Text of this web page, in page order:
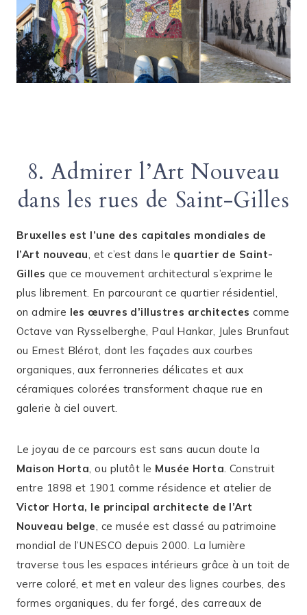
8. Admirer l’Art Nouveau
dans les rues de Saint-Gilles
Bruxelles est l’une des capitales mondiales de
l’Art nouveau, et c’est dans le quartier de Saint-
Gilles que ce mouvement architectural s’exprime le
plus librement. En parcourant ce quartier résidentiel,
on admire les œuvres d’illustres architectes comme
Octave van Rysselberghe, Paul Hankar, Jules Brunfaut
ou Ernest Blérot, dont les façades aux courbes
organiques, aux ferronneries délicates et aux
céramiques colorées transforment chaque rue en
galerie à ciel ouvert.
Le joyau de ce parcours est sans aucun doute la
Maison Horta, ou plutôt le Musée Horta. Construit
entre 1898 et 1901 comme résidence et atelier de
Victor Horta, le principal architecte de l’Art
Nouveau belge, ce musée est classé au patrimoine
mondial de l’UNESCO depuis 2000. La lumière
traverse tous les espaces intérieurs grâce à un toit de
verre coloré, et met en valeur des lignes courbes, des
formes organiques, du fer forgé, des carreaux de